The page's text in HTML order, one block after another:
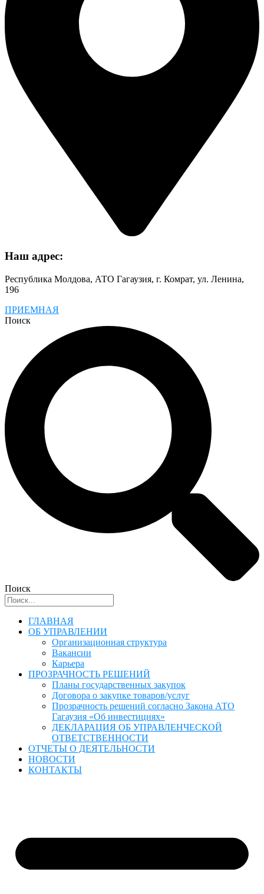
Наш адрес:
Республика Молдова, АТО Гагаузия, г. Комрат, ул. Ленина,
196
ПРИЕМНАЯ
Поиск
Поиск
ГЛАВНАЯ
ОБ УПРАВЛЕНИИ
Организационная структура
Вакансии
Карьера
ПРОЗРАЧНОСТЬ РЕШЕНИЙ
Планы государственных закупок
Договора о закупке товаров/услуг
Прозрачность решений согласно Закона АТО
Гагаузия «Об инвестициях»
ДЕКЛАРАЦИЯ ОБ УПРАВЛЕНЧЕСКОЙ
ОТВЕТСТВЕННОСТИ
ОТЧЕТЫ О ДЕЯТЕЛЬНОСТИ
НОВОСТИ
КОНТАКТЫ